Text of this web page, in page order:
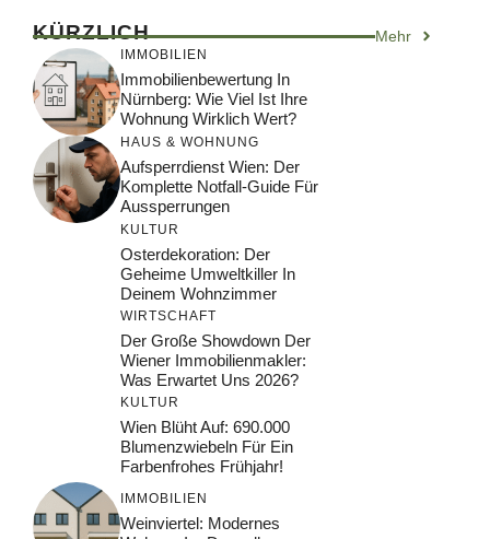
KÜRZLICH Mehr
IMMOBILIEN
Immobilienbewertung In
Nürnberg: Wie Viel Ist Ihre
Wohnung Wirklich Wert?
HAUS & WOHNUNG
Aufsperrdienst Wien: Der
Komplette Notfall-Guide Für
Aussperrungen
KULTUR
Osterdekoration: Der
Geheime Umweltkiller In
Deinem Wohnzimmer
WIRTSCHAFT
Der Große Showdown Der
Wiener Immobilienmakler:
Was Erwartet Uns 2026?
KULTUR
Wien Blüht Auf: 690.000
Blumenzwiebeln Für Ein
Farbenfrohes Frühjahr!
IMMOBILIEN
Weinviertel: Modernes